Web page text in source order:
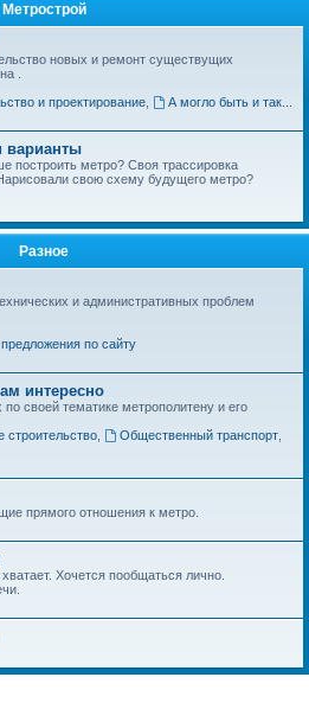
Метрострой
новых и ремонт существущих
.
и проектирование,
А могло быть и так...
варианты
построить метро? Своя трассировка
свою схему будущего метро?
Разное
и административных проблем
по сайту
интересно
своей тематике метрополитену и его
строительство, Общественный транспорт,
прямого отношения к метро.
Хочется пообщаться лично.